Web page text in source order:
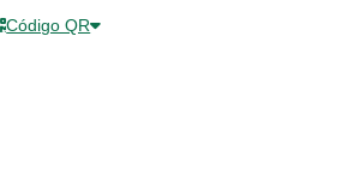
Código QR